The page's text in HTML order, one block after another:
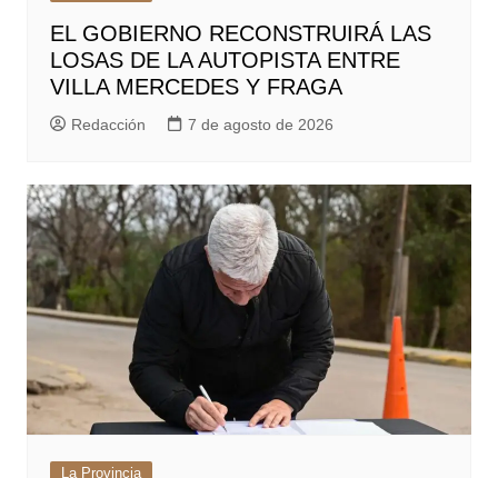
EL GOBIERNO RECONSTRUIRÁ LAS
LOSAS DE LA AUTOPISTA ENTRE
VILLA MERCEDES Y FRAGA
Redacción 7 de agosto de 2026
La Provincia